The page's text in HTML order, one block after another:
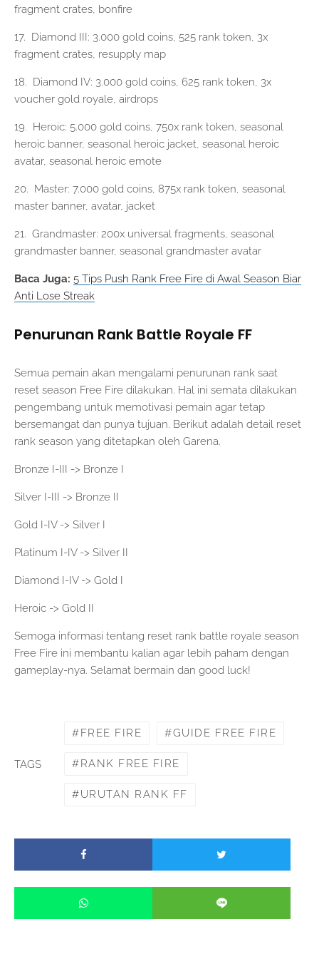
fragment crates, bonfire
17. Diamond III: 3.000 gold coins, 525 rank token, 3x
fragment crates, resupply map
18. Diamond IV: 3.000 gold coins, 625 rank token, 3x
voucher gold royale, airdrops
19. Heroic: 5.000 gold coins, 750x rank token, seasonal
heroic banner, seasonal heroic jacket, seasonal heroic
avatar, seasonal heroic emote
20. Master: 7.000 gold coins, 875x rank token, seasonal
master banner, avatar, jacket
21. Grandmaster: 200x universal fragments, seasonal
grandmaster banner, seasonal grandmaster avatar
Baca Juga: 5 Tips Push Rank Free Fire di Awal Season Biar
Anti Lose Streak
Penurunan Rank Battle Royale FF
Semua pemain akan mengalami penurunan rank saat
reset season Free Fire dilakukan. Hal ini semata dilakukan
pengembang untuk memotivasi pemain agar tetap
bersemangat dan punya tujuan. Berikut adalah detail reset
rank season yang ditetapkan oleh Garena.
Bronze I-III -> Bronze I
Silver I-III -> Bronze II
Gold I-IV -> Silver I
Platinum I-IV -> Silver II
Diamond I-IV -> Gold I
Heroic -> Gold II
Semoga informasi tentang reset rank battle royale season
Free Fire ini membantu kalian agar lebih paham dengan
gameplay-nya. Selamat bermain dan good luck!
TAGS
FREE FIRE GUIDE FREE FIRE
RANK FREE FIRE
URUTAN RANK FF